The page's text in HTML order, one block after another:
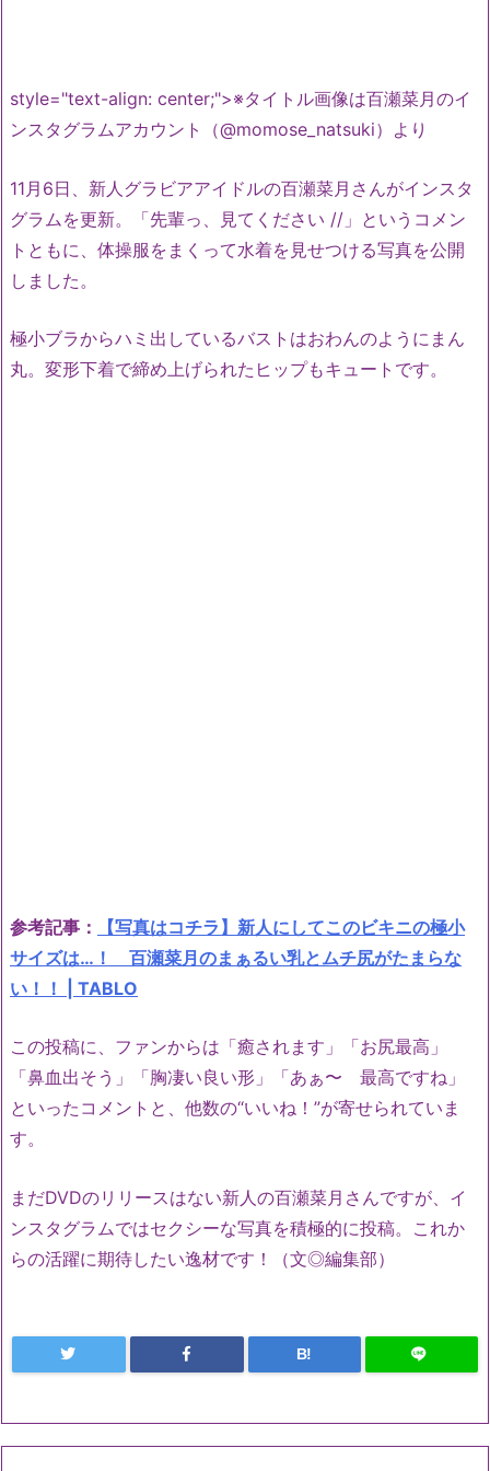
style="text-align: center;">※タイトル画像は百瀬菜月のイ
ンスタグラムアカウント（@momose_natsuki）より
11月6日、新人グラビアアイドルの百瀬菜月さんがインスタ
グラムを更新。「先輩っ、見てください //」というコメン
トともに、体操服をまくって水着を見せつける写真を公開
しました。
極小ブラからハミ出しているバストはおわんのようにまん
丸。変形下着で締め上げられたヒップもキュートです。
参考記事：
【写真はコチラ】新人にしてこのビキニの極小
サイズは…！ 百瀬菜月のまぁるい乳とムチ尻がたまらな
い！！ | TABLO
この投稿に、ファンからは「癒されます」「お尻最高」
「鼻血出そう」「胸凄い良い形」「あぁ〜 最高ですね」
といったコメントと、他数の“いいね！”が寄せられていま
す。
まだDVDのリリースはない新人の百瀬菜月さんですが、イ
ンスタグラムではセクシーな写真を積極的に投稿。これか
らの活躍に期待したい逸材です！（文◎編集部）
B!